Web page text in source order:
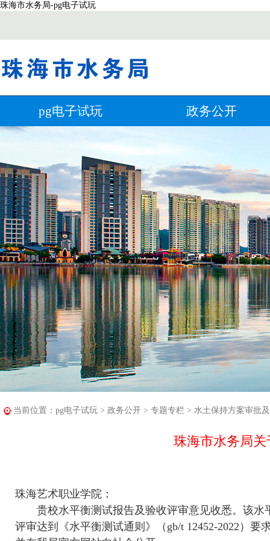
珠海市水务局-pg电子试玩
pg电子试玩 政务公开
当前位置： pg电子试玩 > 政务公开 > 专题专栏 > 水土保持方案审批
珠海市水务局
珠海艺术职业学院：
贵校水平衡测试报告及验收评审意见收悉。该水
评审达到《水平衡测试通则》（gb/t 12452-2022）